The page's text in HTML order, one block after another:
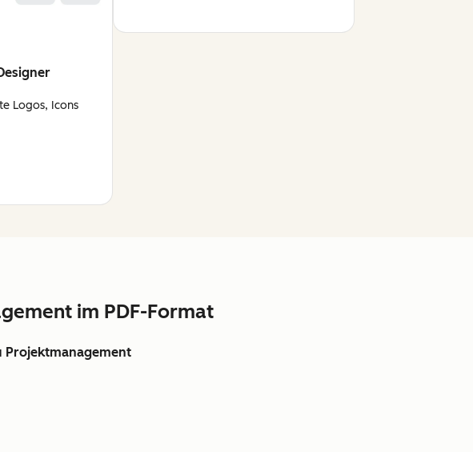
Logos, Icons
im PDF-Format
Projektmanagement